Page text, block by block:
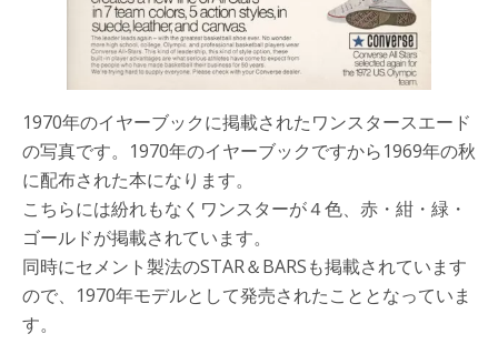
1970年のイヤーブックに掲載されたワンスタースエード
の写真です。1970年のイヤーブックですから1969年の秋
に配布された本になります。
こちらには紛れもなくワンスターが４色、赤・紺・緑・
ゴールドが掲載されています。
同時にセメント製法のSTAR＆BARSも掲載されています
ので、1970年モデルとして発売されたこととなっていま
す。